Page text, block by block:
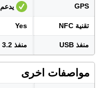
GPS يدعم
تقنية NFC Yes
منفذ USB منفذ USB Type-C 3.2
مواصفات اخرى